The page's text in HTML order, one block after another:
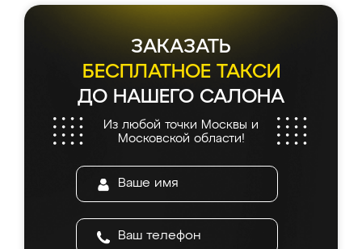
ЗАКАЗАТЬ
БЕСПЛАТНОЕ ТАКСИ
ДО НАШЕГО САЛОНА
Из любой точки Москвы и
Московской области!